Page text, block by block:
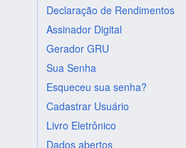
Declaração de Rendimentos
Assinador Digital
Gerador GRU
Sua Senha
Esqueceu sua senha?
Cadastrar Usuário
Livro Eletrônico
Dados abertos